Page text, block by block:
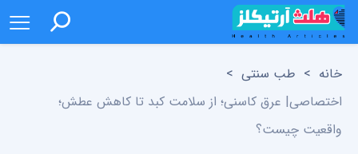
خانه > طب سنتی >
اختصاصی| عرق کاسنی؛ از سلامت کبد تا کاهش عطش؛
واقعیت چیست؟